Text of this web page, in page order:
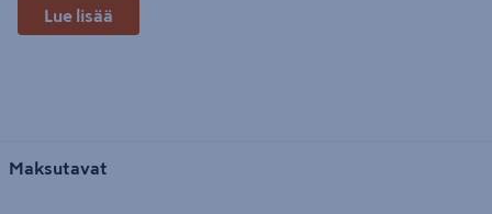
Lue lisää
Maksutavat